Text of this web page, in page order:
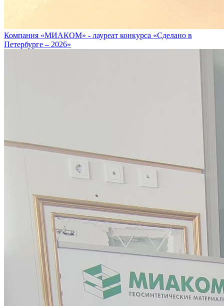
Компания «МИАКОМ» - лауреат конкурса «Сделано в
Петербурге – 2026»